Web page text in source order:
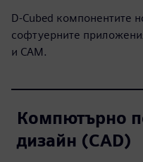
D-Cubed компонентите
софтуерните
и CAM.
Компютърно
дизайн (CAD)